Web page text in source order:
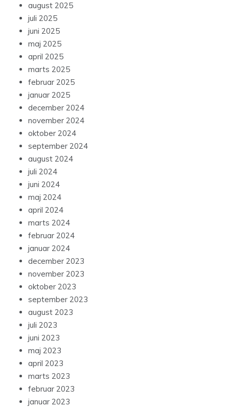
august 2025
juli 2025
juni 2025
maj 2025
april 2025
marts 2025
februar 2025
januar 2025
december 2024
november 2024
oktober 2024
september 2024
august 2024
juli 2024
juni 2024
maj 2024
april 2024
marts 2024
februar 2024
januar 2024
december 2023
november 2023
oktober 2023
september 2023
august 2023
juli 2023
juni 2023
maj 2023
april 2023
marts 2023
februar 2023
januar 2023